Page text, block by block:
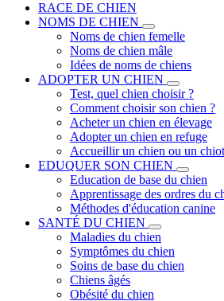
RACE DE CHIEN
NOMS DE CHIEN
Noms de chien femelle
Noms de chien mâle
Idées de noms de chiens
ADOPTER UN CHIEN
Test, quel chien choisir ?
Comment choisir son chien ?
Acheter un chien en élevage
Adopter un chien en refuge
Accueillir un chien ou un
EDUQUER SON CHIEN
Education de base du chien
Apprentissage des ordres du
Méthodes d'éducation canine
SANTÉ DU CHIEN
Maladies du chien
Symptômes du chien
Soins de base du chien
Chiens âgés
Obésité du chien